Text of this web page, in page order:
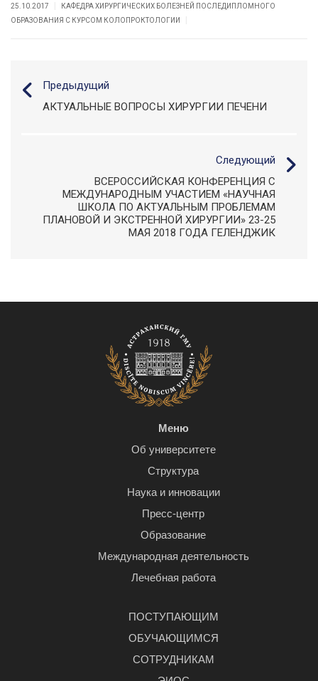
25.10.2017
КАФЕДРА ХИРУРГИЧЕСКИХ БОЛЕЗНЕЙ ПОСЛЕДИПЛОМНОГО
ОБРАЗОВАНИЯ С КУРСОМ КОЛОПРОКТОЛОГИИ
Предыдущий
АКТУАЛЬНЫЕ ВОПРОСЫ ХИРУРГИИ ПЕЧЕНИ
Следующий
ВСЕРОССИЙСКАЯ КОНФЕРЕНЦИЯ С
МЕЖДУНАРОДНЫМ УЧАСТИЕМ «НАУЧНАЯ
ШКОЛА ПО АКТУАЛЬНЫМ ПРОБЛЕМАМ
ПЛАНОВОЙ И ЭКСТРЕННОЙ ХИРУРГИИ» 23-25
МАЯ 2018 ГОДА ГЕЛЕНДЖИК
Меню
Об университете
Структура
Наука и инновации
Пресс-центр
Образование
Международная деятельность
Лечебная работа
ПОСТУПАЮЩИМ
ОБУЧАЮЩИМСЯ
СОТРУДНИКАМ